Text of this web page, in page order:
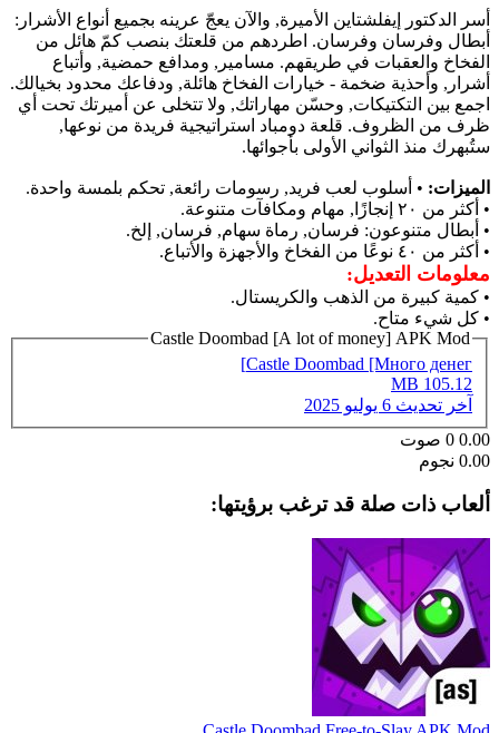
أسر الدكتور إيفلشتاين الأميرة, والآن يعجّ عرينه بجميع أنواع الأشرار:
أبطال وفرسان وفرسان. اطردهم من قلعتك بنصب كمّ هائل من
الفخاخ والعقبات في طريقهم. مسامير, ومدافع حمضية, وأتباع
أشرار, وأحذية ضخمة - خيارات الفخاخ هائلة, ودفاعك محدود بخيالك.
اجمع بين التكتيكات, وحسّن مهاراتك, ولا تتخلى عن أميرتك تحت أي
ظرف من الظروف. قلعة دومباد استراتيجية فريدة من نوعها,
ستُبهرك منذ الثواني الأولى بأجوائها.
الميزات: • أسلوب لعب فريد, رسومات رائعة, تحكم بلمسة واحدة.
• أكثر من ٢٠ إنجازًا, مهام ومكافآت متنوعة.
• أبطال متنوعون: فرسان, رماة سهام, فرسان, إلخ.
• أكثر من ٤٠ نوعًا من الفخاخ والأجهزة والأتباع.
معلومات التعديل:
• كمية كبيرة من الذهب والكريستال.
• كل شيء متاح.
Castle Doombad [A lot of money] APK Mod
Castle Doombad [Много денег]
105.12 MB
آخر تحديث 6 يوليو 2025
0.00
0 صوت
0.00 نجوم
ألعاب ذات صلة قد ترغب برؤيتها: